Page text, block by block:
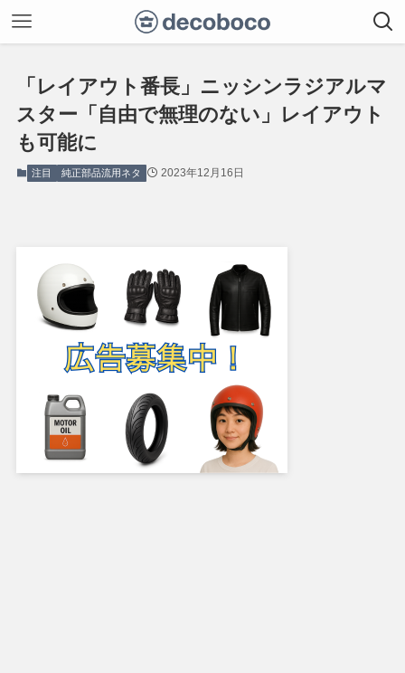
「レイアウト番長」ニッシンラジアルマ
スター「自由で無理のない」レイアウト
も可能に
注目 純正部品流用ネタ 2023年12月16日